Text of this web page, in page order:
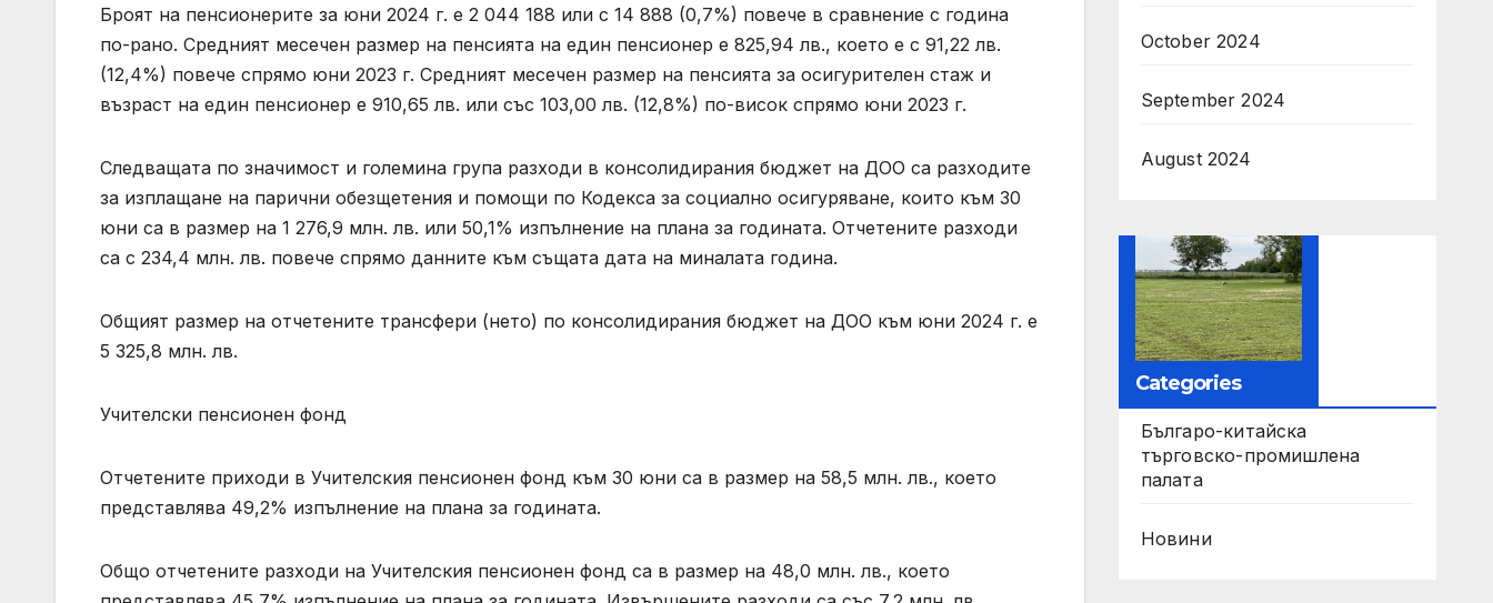
Броят на пенсионерите за юни 2024 г. е 2 044 188 или с 14 888 (0,7%) повече в сравнение с година
по-рано. Средният месечен размер на пенсията на един пенсионер е 825,94 лв., което е с 91,22 лв.
(12,4%) повече спрямо юни 2023 г. Средният месечен размер на пенсията за осигурителен стаж и
възраст на един пенсионер е 910,65 лв. или със 103,00 лв. (12,8%) по-висок спрямо юни 2023 г.
Следващата по значимост и големина група разходи в консолидирания бюджет на ДОО са разходите
за изплащане на парични обезщетения и помощи по Кодекса за социално осигуряване, които към 30
юни са в размер на 1 276,9 млн. лв. или 50,1% изпълнение на плана за годината. Отчетените разходи
са с 234,4 млн. лв. повече спрямо данните към същата дата на миналата година.
Общият размер на отчетените трансфери (нето) по консолидирания бюджет на ДОО към юни 2024 г. е
5 325,8 млн. лв.
Учителски пенсионен фонд
Отчетените приходи в Учителския пенсионен фонд към 30 юни са в размер на 58,5 млн. лв., което
представлява 49,2% изпълнение на плана за годината.
Общо отчетените разходи на Учителския пенсионен фонд са в размер на 48,0 млн. лв., което
October 2024
September 2024
August 2024
Categories
Българо-китайска
търговско-промишлена
палата
Новини